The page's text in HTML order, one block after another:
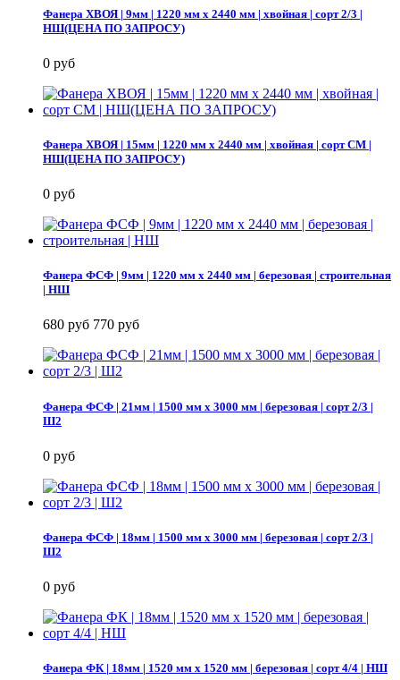
Фанера ХВОЯ | 9мм | 1220 мм х 2440 мм | хвойная | сорт 2/3 |
НШ(ЦЕНА ПО ЗАПРОСУ)
0 руб
Фанера ХВОЯ | 15мм | 1220 мм х 2440 мм | хвойная | сорт СМ |
НШ(ЦЕНА ПО ЗАПРОСУ)
0 руб
Фанера ФСФ | 9мм | 1220 мм х 2440 мм | березовая | строительная
| НШ
680 руб 770 руб
Фанера ФСФ | 21мм | 1500 мм х 3000 мм | березовая | сорт 2/3 |
Ш2
0 руб
Фанера ФСФ | 18мм | 1500 мм х 3000 мм | березовая | сорт 2/3 |
Ш2
0 руб
Фанера ФК | 18мм | 1520 мм х 1520 мм | березовая | сорт 4/4 | НШ